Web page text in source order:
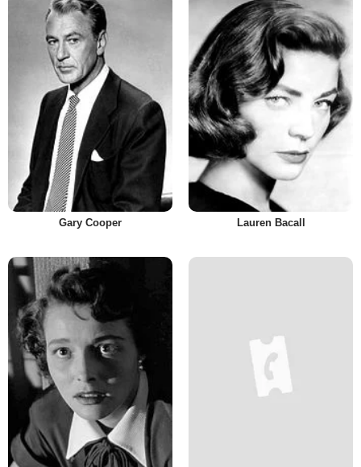
Gary Cooper Lauren Bacall